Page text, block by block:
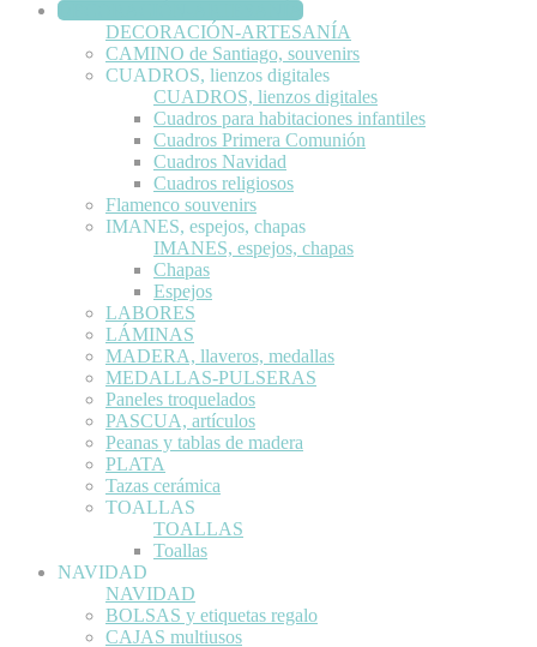
DECORACIÓN-ARTESANÍA
DECORACIÓN-ARTESANÍA
CAMINO de Santiago, souvenirs
CUADROS, lienzos digitales
CUADROS, lienzos digitales
Cuadros para habitaciones infantiles
Cuadros Primera Comunión
Cuadros Navidad
Cuadros religiosos
Flamenco souvenirs
IMANES, espejos, chapas
IMANES, espejos, chapas
Chapas
Espejos
LABORES
LÁMINAS
MADERA, llaveros, medallas
MEDALLAS-PULSERAS
Paneles troquelados
PASCUA, artículos
Peanas y tablas de madera
PLATA
Tazas cerámica
TOALLAS
TOALLAS
Toallas
NAVIDAD
NAVIDAD
BOLSAS y etiquetas regalo
CAJAS multiusos